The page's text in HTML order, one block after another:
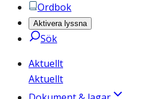
Ordbok
Aktivera lyssna
Sök
Aktuellt
Aktuellt